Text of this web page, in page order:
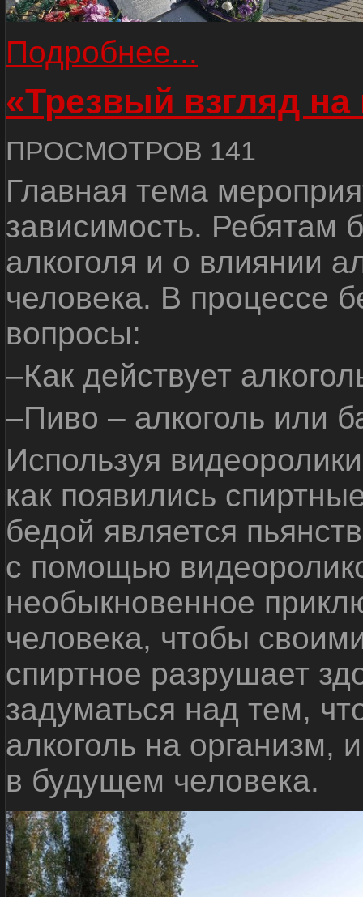
Подробнее...
«Трезвый взгляд на
ПРОСМОТРОВ 141
Главная тема
зависимость. Ребятам
алкоголя и о влиянии
человека. В процессе
вопросы:
–Как действует
–Пиво – алкоголь или
Используя
как появились
бедой является
с помощью
необыкновенное
человека, чтобы
спиртное разрушает
задуматься над тем,
алкоголь на организм,
в будущем человека.